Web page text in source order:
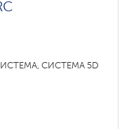
СИСТЕМА, СИСТЕМА 5D